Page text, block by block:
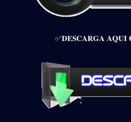
✅𝐃𝐄𝐒𝐂𝐀𝐑𝐆𝐀 𝐀𝐐𝐔𝐈